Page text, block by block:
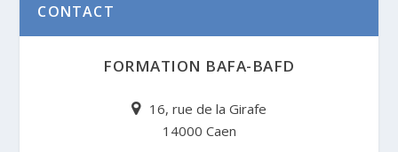
CONTACT
FORMATION BAFA-BAFD
16, rue de la Girafe
14000 Caen